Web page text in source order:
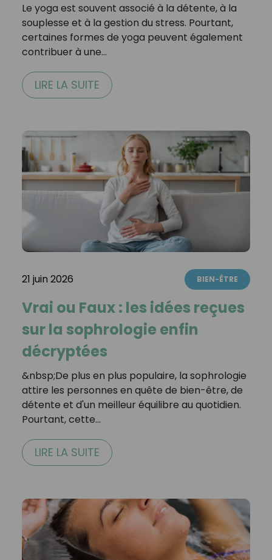
Le yoga est souvent associé à la détente, à la
souplesse et à la gestion du stress. Pourtant,
certaines formes de yoga peuvent également
contribuer à une…
LIRE LA SUITE
21 juin 2026 BIEN-ÊTRE
Vrai ou Faux : les idées reçues
sur la sophrologie enfin
décryptées
&nbsp;De plus en plus populaire, la sophrologie
attire les personnes en quête de bien-être, de
détente et d'un meilleur équilibre au quotidien.
Pourtant, cette…
LIRE LA SUITE